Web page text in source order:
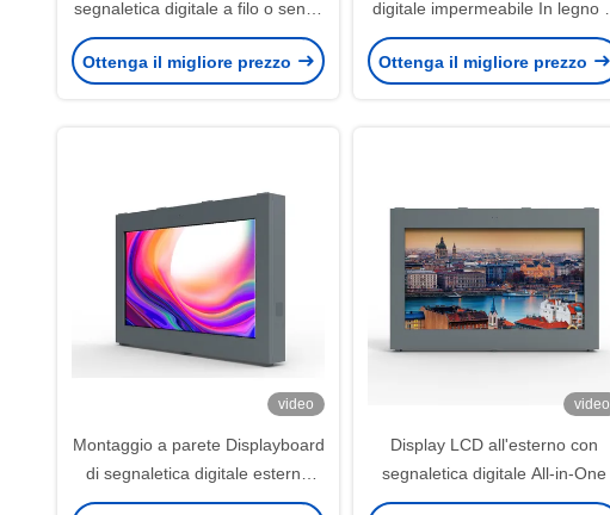
segnaletica digitale a filo o senza
filo
Ottenga il migliore prezzo
digitale impermeabile In legno di
alluminio
Ottenga il migliore prezzo
video
Montaggio a parete Displayboard
di segnaletica digitale esterno
impermeabile 4000nits
video
Display LCD all'esterno con
segnaletica digitale All-in-One